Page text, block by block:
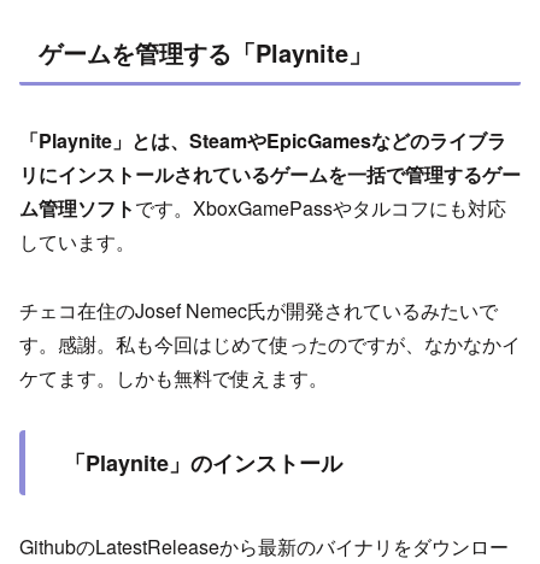
ゲームを管理する「Playnite」
「Playnite」とは、SteamやEpicGamesなどのライブラ
リにインストールされているゲームを一括で管理するゲー
ム管理ソフトです。XboxGamePassやタルコフにも対応
しています。
チェコ在住のJosef Nemec氏が開発されているみたいで
す。感謝。私も今回はじめて使ったのですが、なかなかイ
ケてます。しかも無料で使えます。
「Playnite」のインストール
GithubのLatestReleaseから最新のバイナリをダウンロー